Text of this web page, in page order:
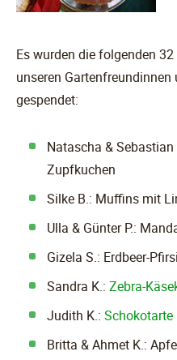
Es wurden die folgenden
unseren Gartenfreundinnen
gespendet:
Natascha &
Zupfkuchen
Silke B.: Muffins mit
Ulla & Günter P.:
Gizela S.: Erdbeer-
Sandra K.: Zebra-
Judith K.: Schokotarte
Britta & Ahmet K.: